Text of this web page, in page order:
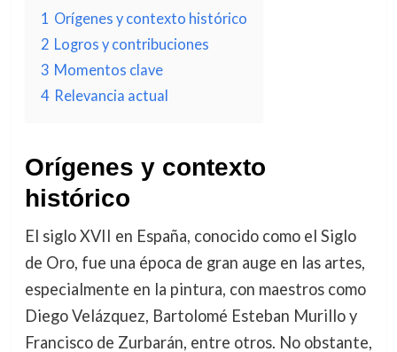
1 Orígenes y contexto histórico
2 Logros y contribuciones
3 Momentos clave
4 Relevancia actual
Orígenes y contexto
histórico
El siglo XVII en España, conocido como el Siglo
de Oro, fue una época de gran auge en las artes,
especialmente en la pintura, con maestros como
Diego Velázquez, Bartolomé Esteban Murillo y
Francisco de Zurbarán, entre otros. No obstante,